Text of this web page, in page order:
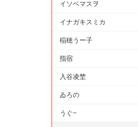
イソベマスヲ
イナガキスミカ
稲穂うー子
指宿
入谷凌埜
ゐろの
うぐ~